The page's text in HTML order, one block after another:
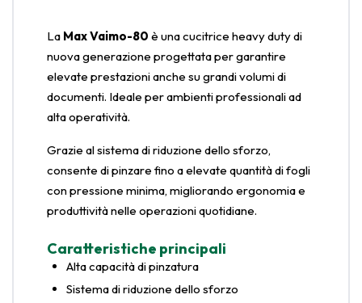
La Max Vaimo-80 è una cucitrice heavy duty di
nuova generazione progettata per garantire
elevate prestazioni anche su grandi volumi di
documenti. Ideale per ambienti professionali ad
alta operatività.
Grazie al sistema di riduzione dello sforzo,
consente di pinzare fino a elevate quantità di fogli
con pressione minima, migliorando ergonomia e
produttività nelle operazioni quotidiane.
Caratteristiche principali
Alta capacità di pinzatura
Sistema di riduzione dello sforzo